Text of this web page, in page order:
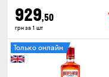
929,50
грн за 1 шт
Только онлайн